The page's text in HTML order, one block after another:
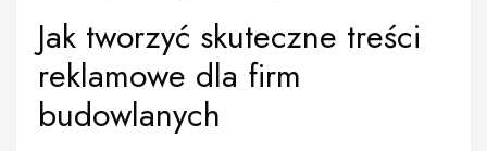
Jak tworzyć skuteczne treści
reklamowe dla firm
budowlanych